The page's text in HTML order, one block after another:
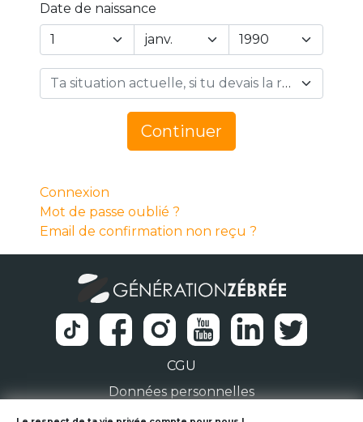
Date de naissance
Year
Day
Ta situation actuelle, si tu devais la résumer en 1 mot… *
Continuer
Connexion
Mot de passe oublié ?
Email de confirmation non reçu ?
CGU
Données personnelles